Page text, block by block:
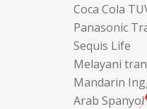
Coca Cola
Panasonic
Sequis Life
Melayani
Mandarin
Arab